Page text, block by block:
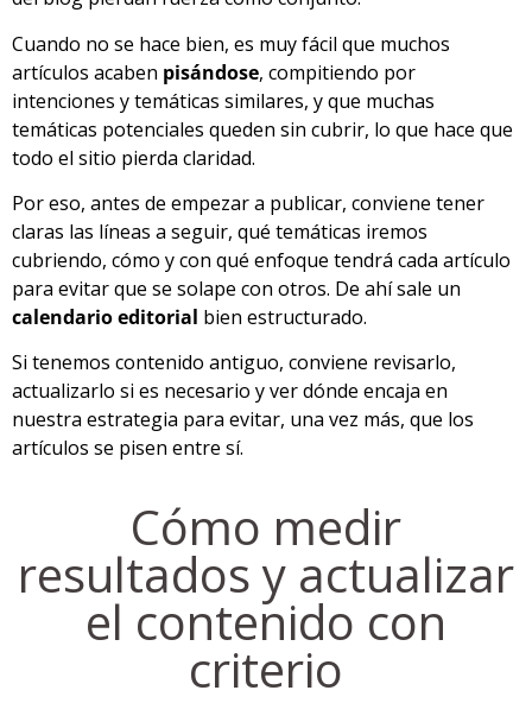
Cuando no se hace bien, es muy fácil que muchos
artículos acaben pisándose, compitiendo por
intenciones y temáticas similares, y que muchas
temáticas potenciales queden sin cubrir, lo que hace que
todo el sitio pierda claridad.
Por eso, antes de empezar a publicar, conviene tener
claras las líneas a seguir, qué temáticas iremos
cubriendo, cómo y con qué enfoque tendrá cada artículo
para evitar que se solape con otros. De ahí sale un
calendario editorial bien estructurado.
Si tenemos contenido antiguo, conviene revisarlo,
actualizarlo si es necesario y ver dónde encaja en
nuestra estrategia para evitar, una vez más, que los
artículos se pisen entre sí.
Cómo medir
resultados y actualizar
el contenido con
criterio